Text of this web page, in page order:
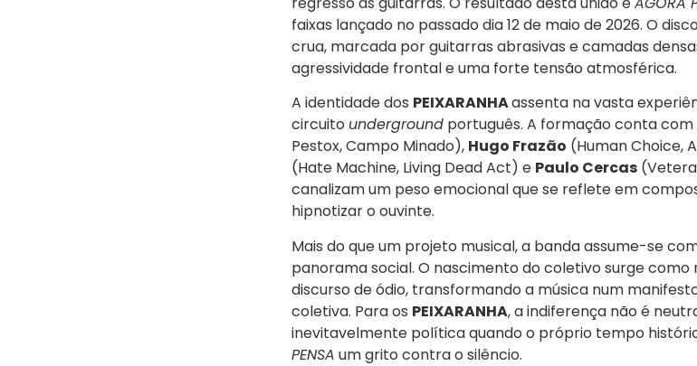
faixas lançado no passado dia 12 de maio de 2026. O
crua, marcada por guitarras abrasivas e camadas
agressividade frontal e uma forte tensão atmosférica.
A identidade dos PEIXARANHAassenta na vasta
circuito underground português. A formação conta com
Pestox, Campo Minado), Hugo Frazão (Human Choice,
(Hate Machine, Living Dead Act) e Paulo Cercas
canalizam um peso emocional que se reflete em
hipnotizar o ouvinte.
Mais do que um projeto musical, a banda assume-se
panorama social. O nascimento do coletivo surge como
discurso de ódio, transformando a música num
coletiva. Para os PEIXARANHA, a indiferença não é
inevitavelmente política quando o próprio tempo
PENSA um grito contra o silêncio.